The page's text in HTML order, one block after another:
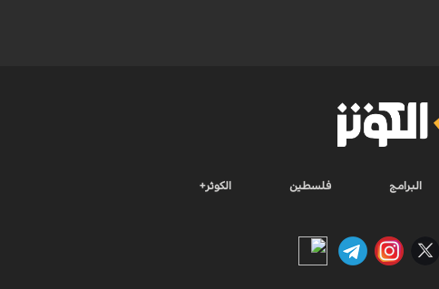
البرامج فلسطين الكوثر+